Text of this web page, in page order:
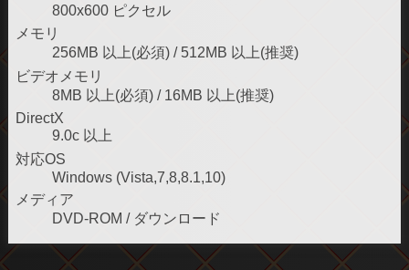
2014/11/19 新コーナー「天舞ちゃんの今日の宣言」公開
中です！
2014/11/15
2014/11/14
800x600 ピクセル
メモリ
256MB 以上(必須) / 512MB 以上(推奨)
ビデオメモリ
8MB 以上(必須) / 16MB 以上(推奨)
DirectX
9.0c 以上
対応OS
Windows (Vista,7,8,8.1,10)
メディア
DVD-ROM / ダウンロード